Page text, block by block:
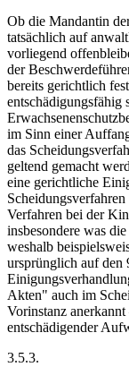
Ob die Mandantin
tatsächlich auf
vorliegend
der
bereits gerichtlich
entschädigungsfähig
im Sinn einer
das
geltend gemacht
eine gerichtliche
Verfahren bei der
insbesondere was
weshalb
ursprünglich auf
Akten" auch im
Vorinstanz
entschädigender
3.5.3.